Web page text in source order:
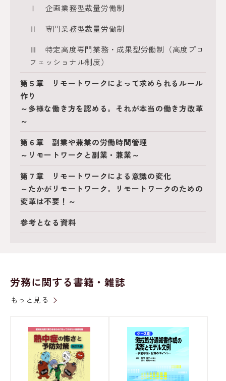
Ⅰ 企画業務型裁量労働制
Ⅱ 専門業務型裁量労働制
Ⅲ 特定高度専門業務・成果型労働制（高度プロ
フェッショナル制度）
第５章 リモートワークによって求められるルール
作り
～多様な働き方を認める。それが本当の働き方改革
～
第６章 副業や兼業の労働時間管理
～リモートワークと副業・兼業～
第７章 リモートワークによる意識の変化
～たかがリモートワーク。リモートワークのための
変革は不要！～
参考となる資料
労務に関する書籍・雑誌
もっと見る